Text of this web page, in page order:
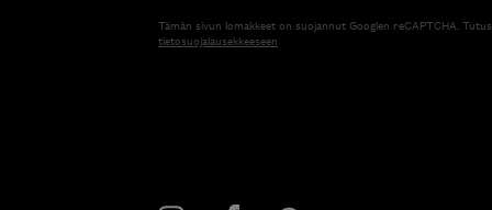
Tämän sivun lomakkeet on suojannut Googlen reCAPTCHA.
tietosuojalausekkeeseen